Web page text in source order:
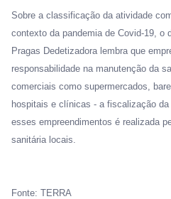
Sobre a classificação da atividade
contexto da pandemia de Covid-19, o
Pragas Dedetizadora lembra que
responsabilidade na manutenção da
comerciais como supermercados,
hospitais e clínicas - a fiscalização
esses empreendimentos é realizada
sanitária locais.
Fonte: TERRA